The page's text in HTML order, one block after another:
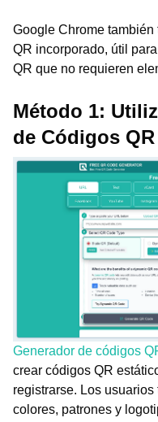
Google Chrome
QR incorporado, útil
QR que no requieren
Método 1:
de Códigos
Generador de códigos
crear códigos QR
registrarse. Los
colores, patrones y